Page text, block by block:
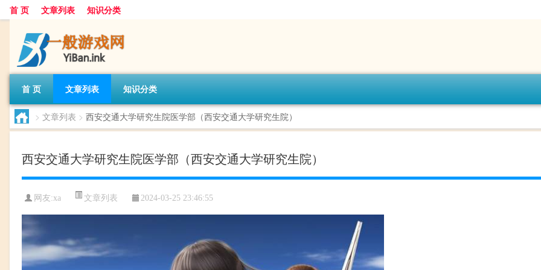
首 页 文章列表 知识分类
首 页 文章列表 知识分类
> 文章列表 > 西安交通大学研究生院医学部（西安交通大学研究生院）
西安交通大学研究生院医学部（西安交通大学研究生院）
网友:xa 文章列表 2024-03-25 23:46:55